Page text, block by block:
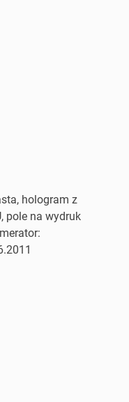
hologram z
pole na wydruk